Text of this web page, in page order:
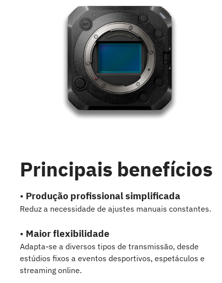
Principais benefícios
• Produção profissional simplificada
Reduz a necessidade de ajustes manuais constantes.
• Maior flexibilidade
Adapta-se a diversos tipos de transmissão, desde
estúdios fixos a eventos desportivos, espetáculos e
streaming online.